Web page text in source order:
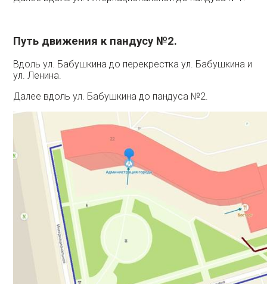
Путь движения к пандусу №2.
Вдоль ул. Бабушкина до перекрестка ул. Бабушкина и
ул. Ленина.
Далее вдоль ул. Бабушкина до пандуса №2.